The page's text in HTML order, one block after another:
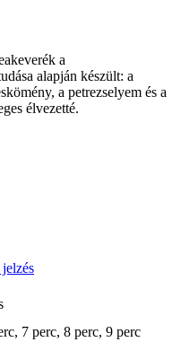
a
alapján készült: a
a petrezselyem és a
élvezetté.
7 perc, 8 perc, 9 perc